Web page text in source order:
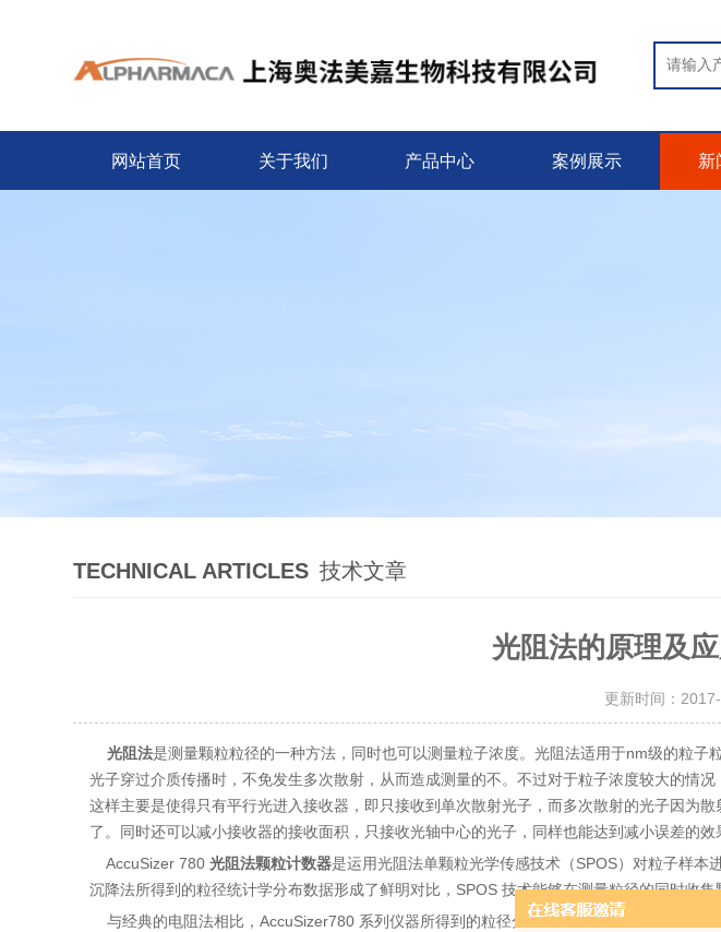
网站首页 关于我们 产品中心 案例展示 新
TECHNICAL ARTICLES 技术文章
光阻法的原理及
更新时间：
光阻法是测量颗粒粒径的一种方法，同时也可以测量粒子浓度。光阻法适用于nm级的粒
光子穿过介质传播时，不免发生多次散射，从而造成测量的不。不过对于粒子浓度较大的情
这样主要是使得只有平行光进入接收器，即只接收到单次散射光子，而多次散射的光子因为
了。同时还可以减小接收器的接收面积，只接收光轴中心的光子，同样也能达到减小误差的效
AccuSizer 780光阻法颗粒计数器是运用光阻法单颗粒光学传感技术（SPOS）对粒子样本
沉降法所得到的粒径统计学分布数据形成了鲜明对比，SPOS 技术能够在测量粒径的同时收集
与经典的电阻法相比，AccuSizer780 系列仪器所得到的粒径分布具有更高的分辨率和性。